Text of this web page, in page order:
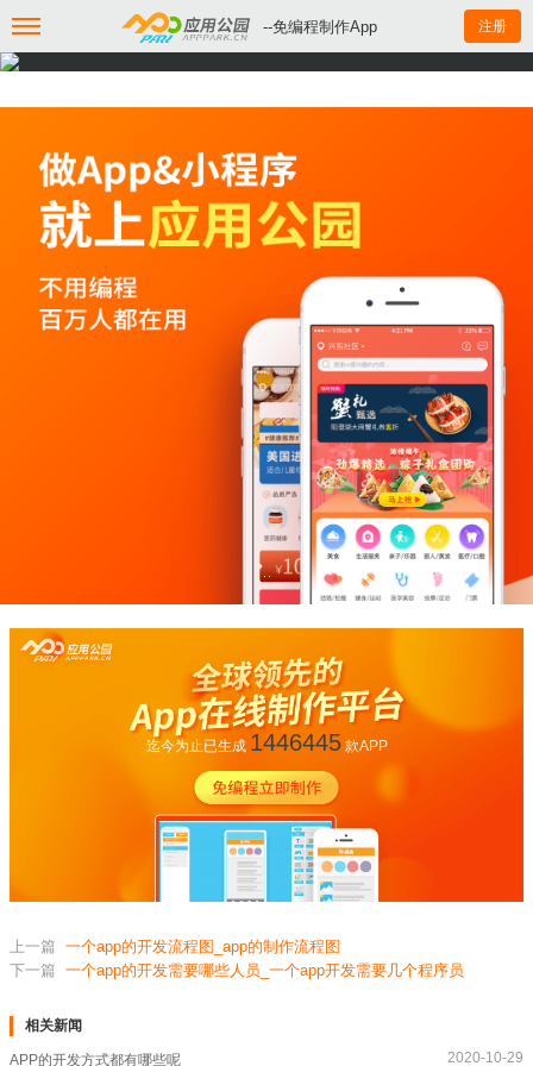
--免编程制作App 注册
迄今为止已生成 1446445款APP
上一篇 一个app的开发流程图_app的制作流程图
下一篇 一个app的开发需要哪些人员_一个app开发需要几个程序员
相关新闻
APP的开发方式都有哪些呢 2020-10-29